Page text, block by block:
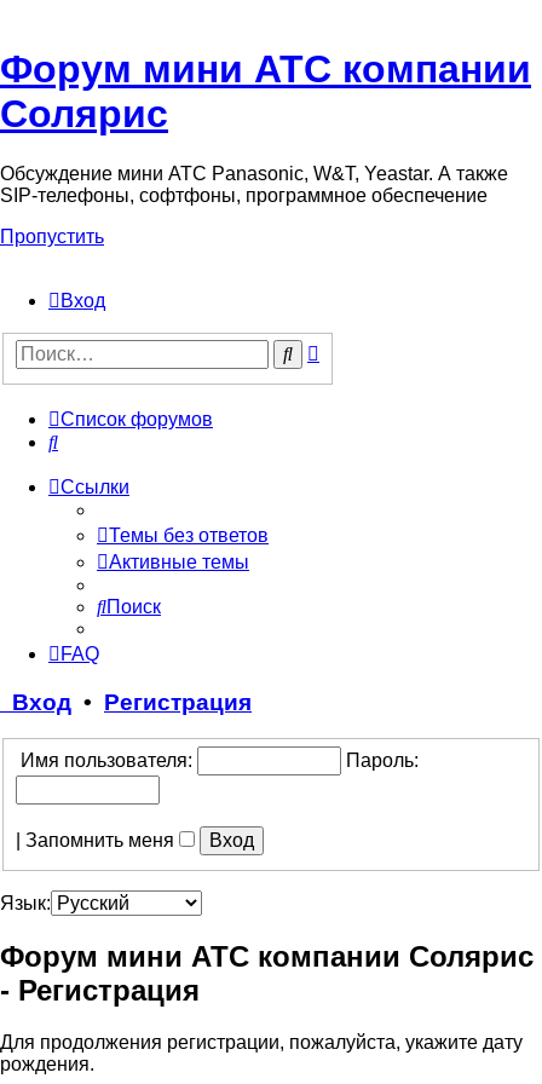
Форум мини АТС компании
Солярис
Обсуждение мини АТС Panasonic, W&T, Yeastar. А также
SIP-телефоны, софтфоны, программное обеспечение
Пропустить
Вход
Поиск
Список форумов
Поиск
Ссылки
Темы без ответов
Активные темы
Поиск
FAQ
Вход • Регистрация
Имя пользователя: Пароль:
Запомнить меня
Язык:
Форум мини АТС компании Солярис
- Регистрация
Для продолжения регистрации, пожалуйста, укажите дату
рождения.